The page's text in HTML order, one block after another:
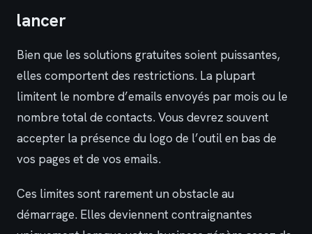
lancer
Bien que les solutions gratuites soient puissantes,
elles comportent des restrictions. La plupart
limitent le nombre d’emails envoyés par mois ou le
nombre total de contacts. Vous devrez souvent
accepter la présence du logo de l’outil en bas de
vos pages et de vos emails.
Ces limites sont rarement un obstacle au
démarrage. Elles deviennent contraignantes